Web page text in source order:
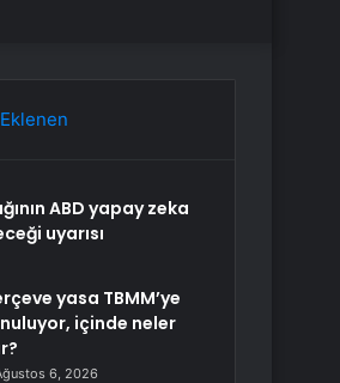
ABD yapay zeka
uyarısı
yasa TBMM’ye
içinde neler
6, 2026